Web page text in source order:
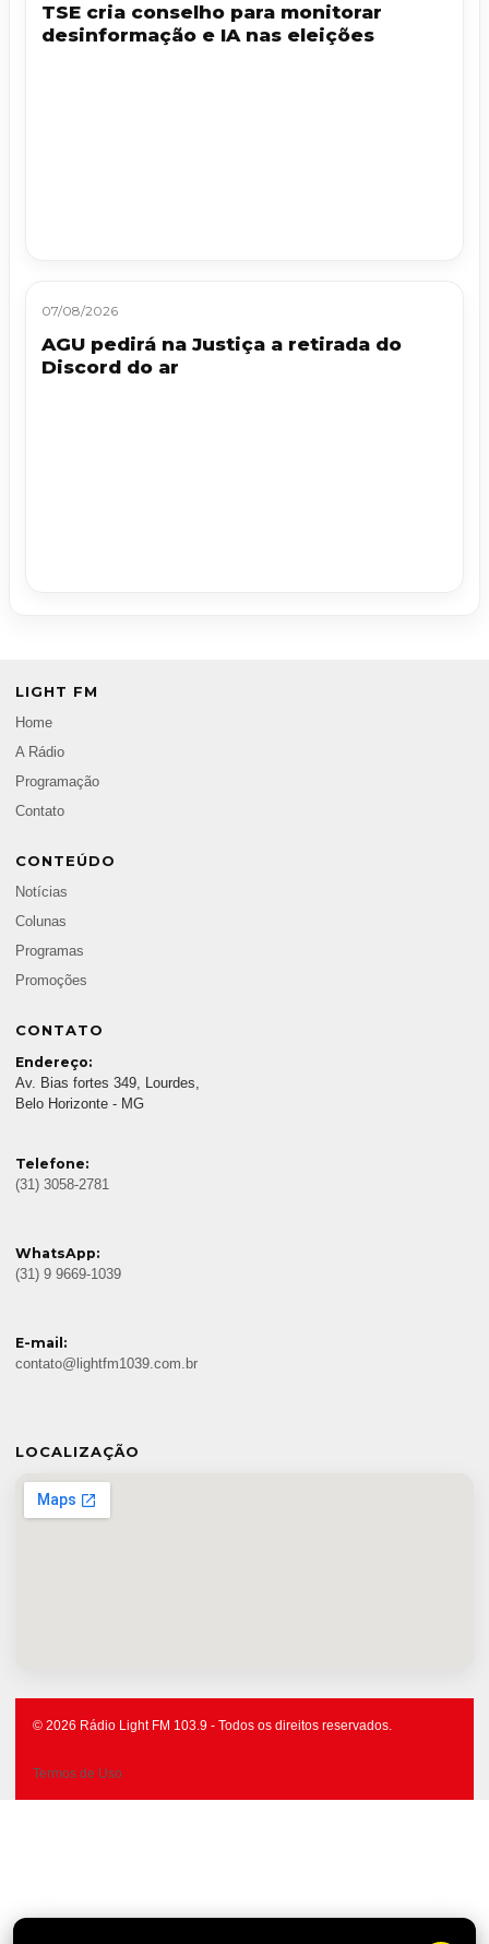
TSE cria conselho para monitorar
desinformação e IA nas eleições
07/08/2026
AGU pedirá na Justiça a retirada do
Discord do ar
LIGHT FM
Home
A Rádio
Programação
Contato
CONTEÚDO
Notícias
Colunas
Programas
Promoções
CONTATO
Endereço:
Av. Bias fortes 349, Lourdes,
Belo Horizonte - MG
Telefone:
(31) 3058-2781
WhatsApp:
(31) 9 9669-1039
E-mail:
contato@lightfm1039.com.br
LOCALIZAÇÃO
© 2026 Rádio Light FM 103.9 - Todos os direitos reservados.
Termos de Uso